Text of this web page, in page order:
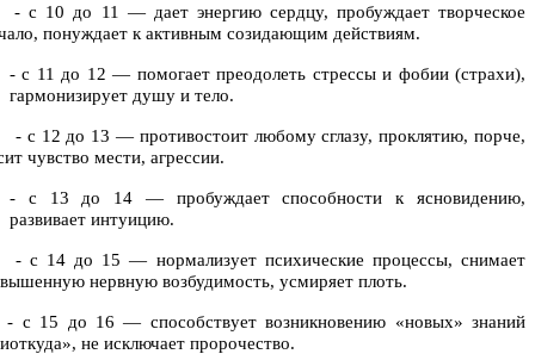
10 до 11 — дает энергию сердцу, пробуждает творческое
понуждает к активным созидающим действиям.
- с 11 до 12 — помогает преодолеть стрессы и фобии (страхи),
гармонизирует душу и тело.
12 до 13 — противостоит любому сглазу, проклятию, порче,
чувство мести, агрессии.
- с 13 до 14 — пробуждает способности к ясновидению,
развивает интуицию.
14 до 15 — нормализует психические процессы, снимает
нервную возбудимость, усмиряет плоть.
15 до 16 — способствует возникновению «новых» знаний
не исключает пророчество.